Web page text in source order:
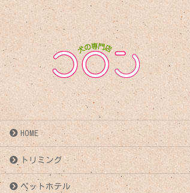
HOME
トリミング
ペットホテル